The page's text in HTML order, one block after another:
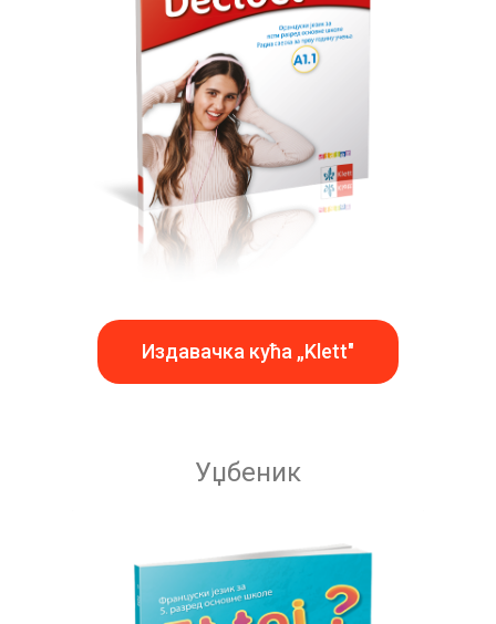
Издавачка кућа „Klett"
Уџбеник